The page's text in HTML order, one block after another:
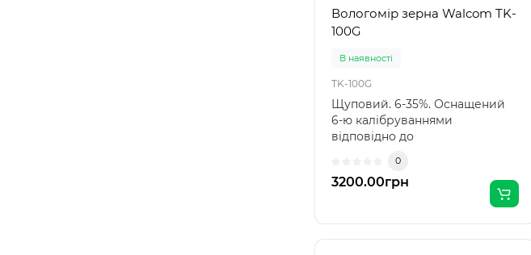
Вологомір зерна Walcom TK-
100G
В наявності
TK-100G
Щуповий. 6-35%. Оснащений
6-ю калібруваннями
відповідно до
0
3200.00грн